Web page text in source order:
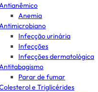
Anemia
Infecção urinária
Infecções
Infecções dermatológica
Parar de fumar
e Triglicérides